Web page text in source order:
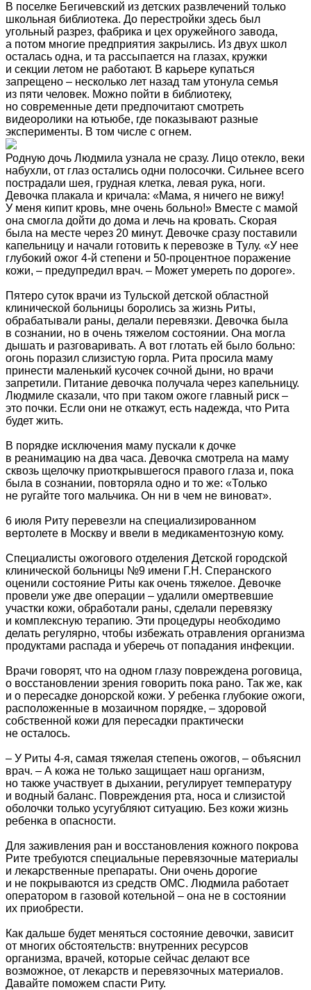
В поселке Бегичевский из детских развлечений только
школьная библиотека. До перестройки здесь был
угольный разрез, фабрика и цех оружейного завода,
а потом многие предприятия закрылись. Из двух школ
осталась одна, и та рассыпается на глазах, кружки
и секции летом не работают. В карьере купаться
запрещено – несколько лет назад там утонула семья
из пяти человек. Можно пойти в библиотеку,
но современные дети предпочитают смотреть
видеоролики на ютьюбе, где показывают разные
эксперименты. В том числе с огнем.
Родную дочь Людмила узнала не сразу. Лицо отекло, веки
набухли, от глаз остались одни полосочки. Сильнее всего
пострадали шея, грудная клетка, левая рука, ноги.
Девочка плакала и кричала: «Мама, я ничего не вижу!
У меня кипит кровь, мне очень больно!» Вместе с мамой
она смогла дойти до дома и лечь на кровать. Скорая
была на месте через 20 минут. Девочке сразу поставили
капельницу и начали готовить к перевозке в Тулу. «У нее
глубокий ожог 4-й степени и 50-процентное поражение
кожи, – предупредил врач. – Может умереть по дороге».
Пятеро суток врачи из Тульской детской областной
клинической больницы боролись за жизнь Риты,
обрабатывали раны, делали перевязки. Девочка была
в сознании, но в очень тяжелом состоянии. Она могла
дышать и разговаривать. А вот глотать ей было больно:
огонь поразил слизистую горла. Рита просила маму
принести маленький кусочек сочной дыни, но врачи
запретили. Питание девочка получала через капельницу.
Людмиле сказали, что при таком ожоге главный риск –
это почки. Если они не откажут, есть надежда, что Рита
будет жить.
В порядке исключения маму пускали к дочке
в реанимацию на два часа. Девочка смотрела на маму
сквозь щелочку приоткрывшегося правого глаза и, пока
была в сознании, повторяла одно и то же: «Только
не ругайте того мальчика. Он ни в чем не виноват».
6 июля Риту перевезли на специализированном
вертолете в Москву и ввели в медикаментозную кому.
Специалисты ожогового отделения Детской городской
клинической больницы №9 имени Г.Н. Сперанского
оценили состояние Риты как очень тяжелое. Девочке
провели уже две операции – удалили омертвевшие
участки кожи, обработали раны, сделали перевязку
и комплексную терапию. Эти процедуры необходимо
делать регулярно, чтобы избежать отравления организма
продуктами распада и уберечь от попадания инфекции.
Врачи говорят, что на одном глазу повреждена роговица,
о восстановлении зрения говорить пока рано. Так же, как
и о пересадке донорской кожи. У ребенка глубокие ожоги,
расположенные в мозаичном порядке, – здоровой
собственной кожи для пересадки практически
не осталось.
– У Риты 4-я, самая тяжелая степень ожогов, – объяснил
врач. – А кожа не только защищает наш организм,
но также участвует в дыхании, регулирует температуру
и водный баланс. Повреждения рта, носа и слизистой
оболочки только усугубляют ситуацию. Без кожи жизнь
ребенка в опасности.
Для заживления ран и восстановления кожного покрова
Рите требуются специальные перевязочные материалы
и лекарственные препараты. Они очень дорогие
и не покрываются из средств ОМС. Людмила работает
оператором в газовой котельной – она не в состоянии
их приобрести.
Как дальше будет меняться состояние девочки, зависит
от многих обстоятельств: внутренних ресурсов
организма, врачей, которые сейчас делают все
возможное, от лекарств и перевязочных материалов.
Давайте поможем спасти Риту.